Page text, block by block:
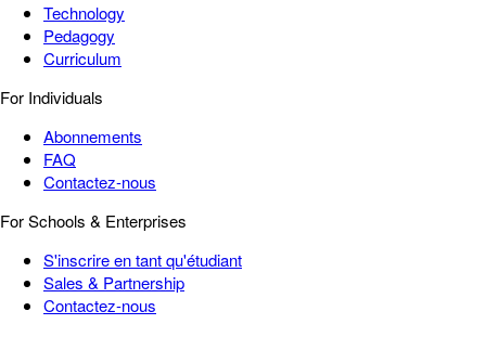
Technology
Pedagogy
Curriculum
For Individuals
Abonnements
FAQ
Contactez-nous
For Schools & Enterprises
S'inscrire en tant qu'étudiant
Sales & Partnership
Contactez-nous